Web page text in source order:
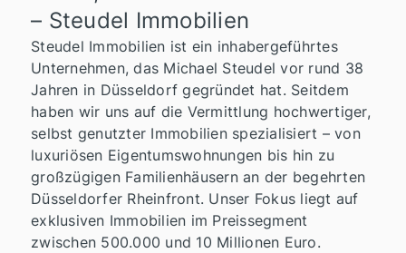
– Steudel Immobilien
Steudel Immobilien ist ein inhabergeführtes
Unternehmen, das Michael Steudel vor rund 38
Jahren in Düsseldorf gegründet hat. Seitdem
haben wir uns auf die Vermittlung hochwertiger,
selbst genutzter Immobilien spezialisiert – von
luxuriösen Eigentumswohnungen bis hin zu
großzügigen Familienhäusern an der begehrten
Düsseldorfer Rheinfront. Unser Fokus liegt auf
exklusiven Immobilien im Preissegment
zwischen 500.000 und 10 Millionen Euro.